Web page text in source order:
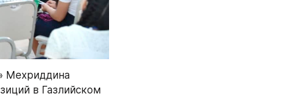
Мехриддина
в Газлийском